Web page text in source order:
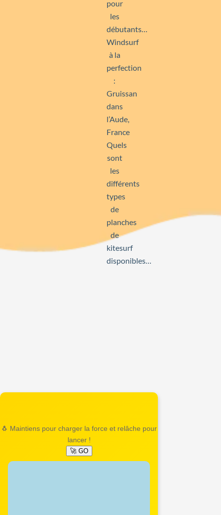
pour
les
débutants…
Windsurf
à la
perfection
:
Gruissan
dans
l’Aude,
France
Quels
sont
les
différents
types
de
planches
de
kitesurf
disponibles…
🐧 Maintiens pour charger la force et relâche pour
lancer !
🚀 GO